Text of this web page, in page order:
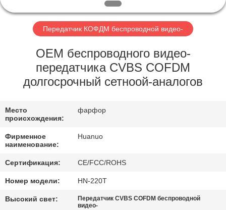
ЭКСКУРСИЯ
ЗАВОДУ
КОНТРОЛЬ
СВЯЖИТЕСЬ
С
НАМИ
ЗАПРОС
Передатчик КОФДМ беспроводной видео-
OEM беспроводного видео-
передатчика CVBS COFDM
долгосрочный сетноой-аналогов
Место
происхождения:
фарфор
Фирменное
наименование:
Huanuo
Сертификация: CE/FCC/ROHS
Номер модели: HN-220T
Высокий свет:
Передатчик CVBS COFDM беспроводной
видео-